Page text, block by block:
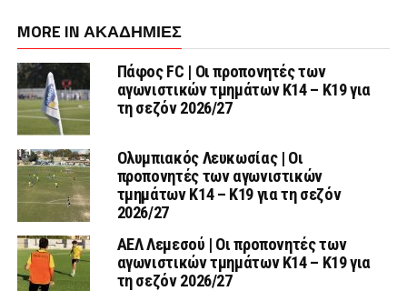
MORE IN ΑΚΑΔΗΜΙΕΣ
Πάφος FC | Οι προπονητές των
αγωνιστικών τμημάτων Κ14 – Κ19 για
τη σεζόν 2026/27
Ολυμπιακός Λευκωσίας | Οι
προπονητές των αγωνιστικών
τμημάτων Κ14 – Κ19 για τη σεζόν
2026/27
ΑΕΛ Λεμεσού | Οι προπονητές των
αγωνιστικών τμημάτων Κ14 – Κ19 για
τη σεζόν 2026/27